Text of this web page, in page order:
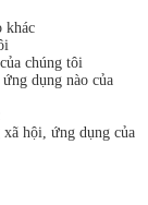
khác
chúng tôi
dụng nào của
hội, ứng dụng của